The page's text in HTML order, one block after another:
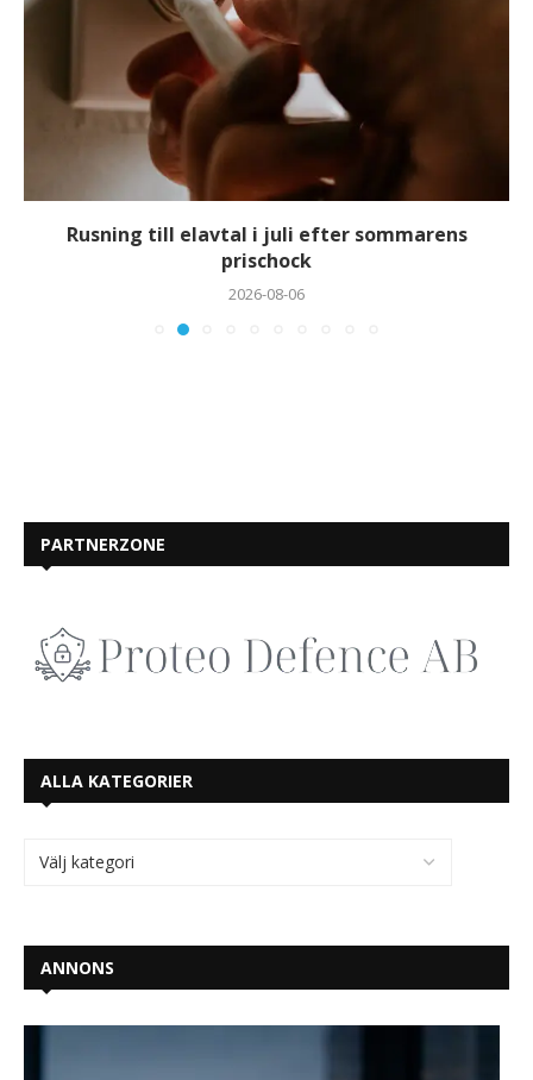
Rusning till elavtal i juli efter sommarens
prischock
2026-08-06
PARTNERZONE
ALLA KATEGORIER
ANNONS